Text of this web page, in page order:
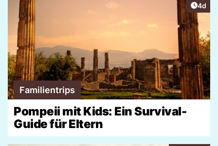
4d
Familientrips
Pompeii mit Kids: Ein Survival-
Guide für Eltern